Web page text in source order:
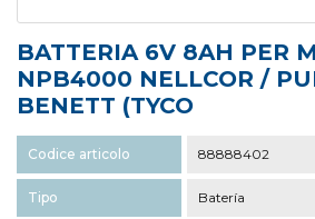
BATTERIA 6V 8AH PER
NPB4000 NELLCOR /
BENETT (TYCO
Codice articolo 88888402
Tipo Batería